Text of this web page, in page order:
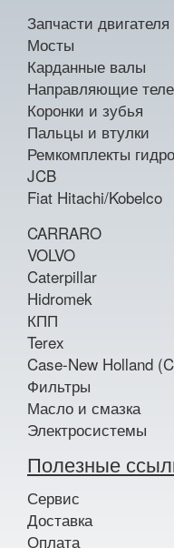
Запчасти двигателя
Мосты
Карданные валы
Направляющие
Коронки и зубья
Пальцы и втулки
Ремкомплекты
JCB
Fiat Hitachi/Kobelco
CARRARO
VOLVO
Caterpillar
Hidromek
КПП
Terex
Case-New Holland
Фильтры
Масло и смазка
Электросистемы
Полезные
Сервис
Доставка
Оплата